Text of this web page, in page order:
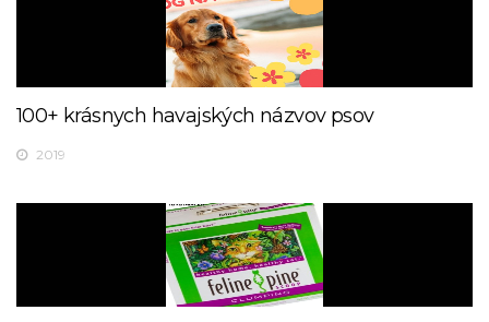
100+ krásnych havajských názvov psov
2019